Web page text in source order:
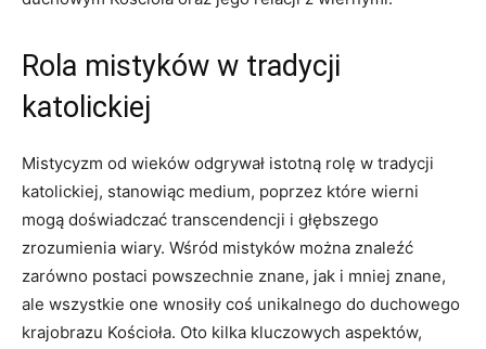
Rola mistyków w tradycji
katolickiej
Mistycyzm od wieków​ odgrywał istotną rolę ⁣w tradycji
katolickiej, stanowiąc medium, poprzez które wierni
mogą doświadczać transcendencji i głębszego
zrozumienia wiary. Wśród mistyków można znaleźć
zarówno postaci powszechnie znane, jak i mniej ⁣znane,
ale wszystkie one‍ wnosiły​ coś‌ unikalnego do duchowego
krajobrazu Kościoła. ​Oto ⁢kilka kluczowych aspektów, ​